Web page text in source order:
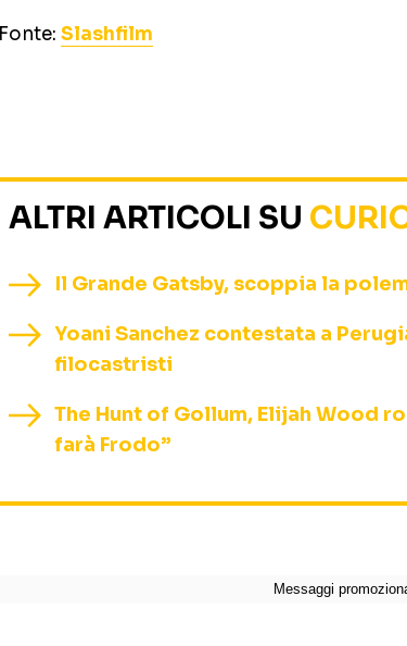
Fonte: Slashfilm
ALTRI ARTICOLI SU
Il Grande Gatsby, scoppia la
Yoani Sanchez contestata a
filocastristi
The Hunt of Gollum, Elijah Wood
farà Frodo”